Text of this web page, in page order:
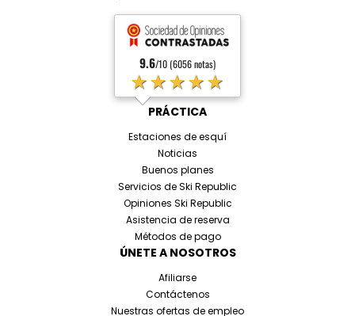
9.6/10 (6056 notas)
★★★★★
PRÁCTICA
Estaciones de esquí
Noticias
Buenos planes
Servicios de Ski Republic
Opiniones Ski Republic
Asistencia de reserva
Métodos de pago
ÚNETE A NOSOTROS
Afiliarse
Contáctenos
Nuestras ofertas de empleo